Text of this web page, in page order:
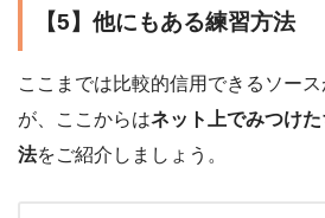
【5】他にもある練習方法
ここまでは比較的信用できるソー
が、ここからはネット上でみつけ
法をご紹介しましょう。